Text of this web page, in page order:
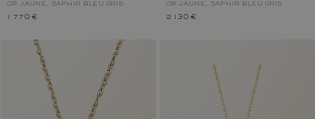
OR JAUNE, SAPHIR BLEU GRIS
1 770 €
OR JAUNE, SAPHIR BLEU GRIS
2 130 €